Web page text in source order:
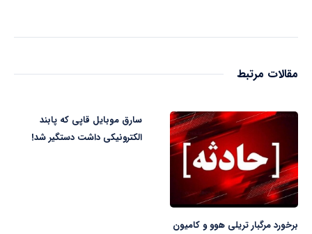
مقالات مرتبط
برخورد مرگبار تریلی هوو و کامیون
سارق موبایل قاپی که پابند
الکترونیکی داشت دستگیر شد!